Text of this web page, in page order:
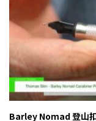
Barley Nomad 登山